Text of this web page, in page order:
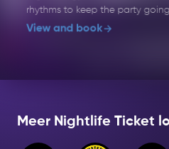
rhythms to keep the party going!
View and book
Meer Nightlife Ticket